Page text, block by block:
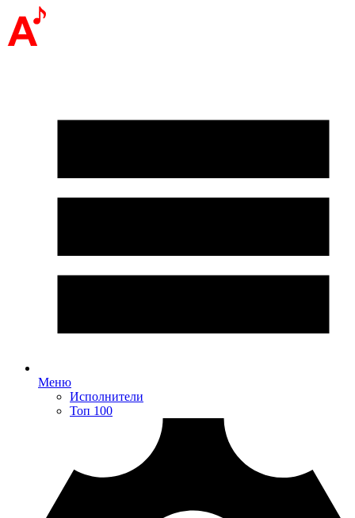
Меню
Исполнители
Топ 100